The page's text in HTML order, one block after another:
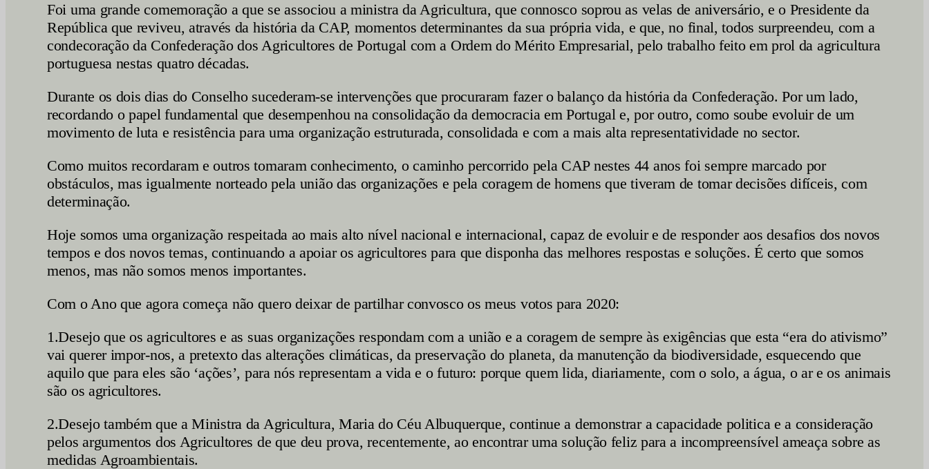
Foi uma grande comemoração a que se associou a ministra da Agricultura, que connosco soprou as velas de aniversário, e o Presidente da
República que reviveu, através da história da CAP, momentos determinantes da sua própria vida, e que, no final, todos surpreendeu, com a
condecoração da Confederação dos Agricultores de Portugal com a Ordem do Mérito Empresarial, pelo trabalho feito em prol da agricultura
portuguesa nestas quatro décadas.
Durante os dois dias do Conselho sucederam-se intervenções que procuraram fazer o balanço da história da Confederação. Por um lado,
recordando o papel fundamental que desempenhou na consolidação da democracia em Portugal e, por outro, como soube evoluir de um
movimento de luta e resistência para uma organização estruturada, consolidada e com a mais alta representatividade no sector.
Como muitos recordaram e outros tomaram conhecimento, o caminho percorrido pela CAP nestes 44 anos foi sempre marcado por
obstáculos, mas igualmente norteado pela união das organizações e pela coragem de homens que tiveram de tomar decisões difíceis, com
determinação.
Hoje somos uma organização respeitada ao mais alto nível nacional e internacional, capaz de evoluir e de responder aos desafios dos novos
tempos e dos novos temas, continuando a apoiar os agricultores para que disponha das melhores respostas e soluções. É certo que somos
menos, mas não somos menos importantes.
Com o Ano que agora começa não quero deixar de partilhar convosco os meus votos para 2020:
1.Desejo que os agricultores e as suas organizações respondam com a união e a coragem de sempre às exigências que esta “era do ativismo”
vai querer impor-nos, a pretexto das alterações climáticas, da preservação do planeta, da manutenção da biodiversidade, esquecendo que
aquilo que para eles são ‘ações’, para nós representam a vida e o futuro: porque quem lida, diariamente, com o solo, a água, o ar e os animais
são os agricultores.
2.Desejo também que a Ministra da Agricultura, Maria do Céu Albuquerque, continue a demonstrar a capacidade politica e a consideração
pelos argumentos dos Agricultores de que deu prova, recentemente, ao encontrar uma solução feliz para a incompreensível ameaça sobre as
medidas Agroambientais.